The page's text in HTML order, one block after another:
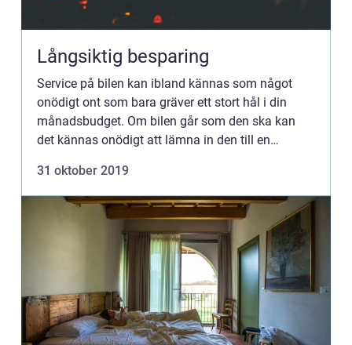
Långsiktig besparing
Service på bilen kan ibland kännas som något
onödigt ont som bara gräver ett stort hål i din
månadsbudget. Om bilen går som den ska kan
det kännas onödigt att lämna in den till en
31 oktober 2019